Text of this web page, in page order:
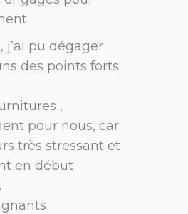
j’ai pu dégager
des points forts
,
pour nous, car
très stressant et
en début
.